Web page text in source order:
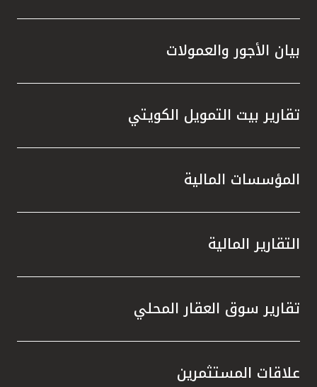
بيان الأجور والعمولات
تقارير بيت التمويل الكويتي
المؤسسات المالية
التقارير المالية
تقارير سوق العقار المحلي
علاقات المستثمرين